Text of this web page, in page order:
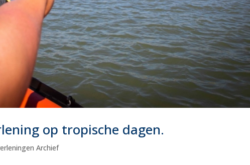
op tropische dagen.
Archief